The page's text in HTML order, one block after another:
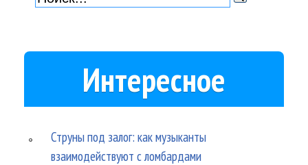
Интересное
Струны под залог: как музыканты
взаимодействуют с ломбардами